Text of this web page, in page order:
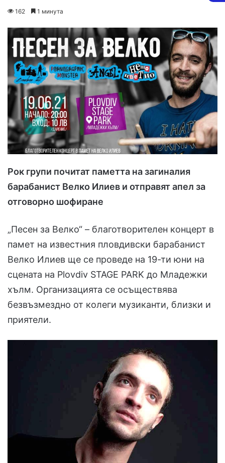
o
w
o
n
d
a
n
e
m
i
l
162 1 минута
Рок групи почитат паметта на загиналия
барабанист Велко Илиев и отправят апел за
отговорно шофиране
„Песен за Велко“ – благотворителен концерт в
памет на известния пловдивски барабанист
Велко Илиев ще се проведе на 19-ти юни на
сцената на Plovdiv STAGE PARK до Младежки
хълм. Организацията се осъществява
безвъзмездно от колеги музиканти, близки и
приятели.